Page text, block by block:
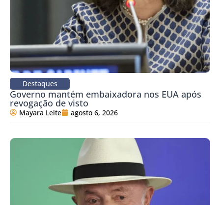
Destaques
Governo mantém embaixadora nos EUA após
revogação de visto
Mayara Leite agosto 6, 2026